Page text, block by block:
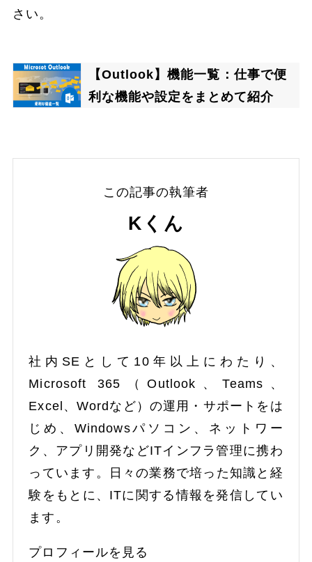
さい。
【Outlook】機能一覧：仕事で便
利な機能や設定をまとめて紹介
この記事の執筆者
Kくん
社内SEとして10年以上にわたり、
Microsoft 365（Outlook、Teams、
Excel、Wordなど）の運用・サポートをは
じめ、Windowsパソコン、ネットワー
ク、アプリ開発などITインフラ管理に携わ
っています。日々の業務で培った知識と経
験をもとに、ITに関する情報を発信してい
ます。
プロフィールを見る